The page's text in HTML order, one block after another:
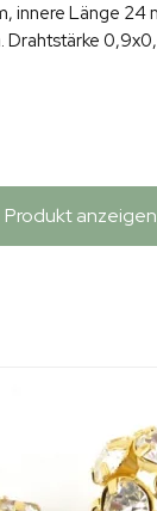
innere Länge 24
Drahtstärke
Produkt anzeigen